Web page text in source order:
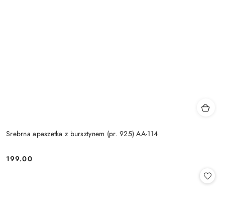
Srebrna apaszetka z bursztynem (pr. 925) AA-114
Cena:
199.00